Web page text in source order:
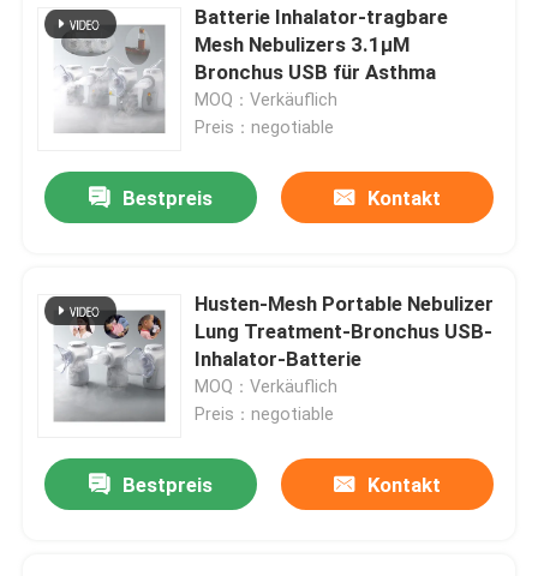
Batterie Inhalator-tragbare
Mesh Nebulizers 3.1μM
Bronchus USB für Asthma
MOQ：Verkäuflich
Preis：negotiable
Bestpreis Kontakt
Husten-Mesh Portable Nebulizer
Lung Treatment-Bronchus USB-
Inhalator-Batterie
MOQ：Verkäuflich
Preis：negotiable
Bestpreis Kontakt